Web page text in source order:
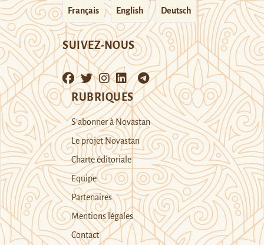
Français English Deutsch
SUIVEZ-NOUS
RUBRIQUES
S’abonner à Novastan
Le projet Novastan
Charte éditoriale
Equipe
Partenaires
Mentions légales
Contact